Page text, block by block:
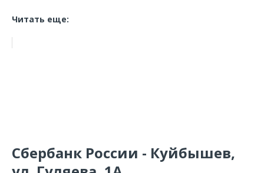
Читать еще:
Сбербанк России - Куйбышев,